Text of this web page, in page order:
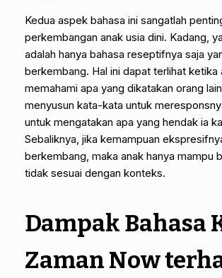
Kedua aspek bahasa ini sangatlah
perkembangan anak usia dini. Kadang,
adalah hanya bahasa reseptifnya saja
berkembang. Hal ini dapat terlihat ketika
memahami apa yang dikatakan orang
menyusun kata-kata untuk
untuk mengatakan apa yang hendak ia
Sebaliknya, jika kemampuan
berkembang, maka anak hanya mampu
tidak sesuai dengan konteks.
Dampak Bahasa
Zaman Now